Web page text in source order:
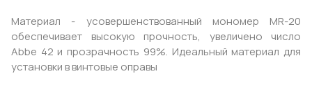
Материал - усовершенствованный мономер MR-20
обеспечивает высокую прочность, увеличено число
Abbe 42 и прозрачность 99%. Идеальный материал для
установки в винтовые оправы